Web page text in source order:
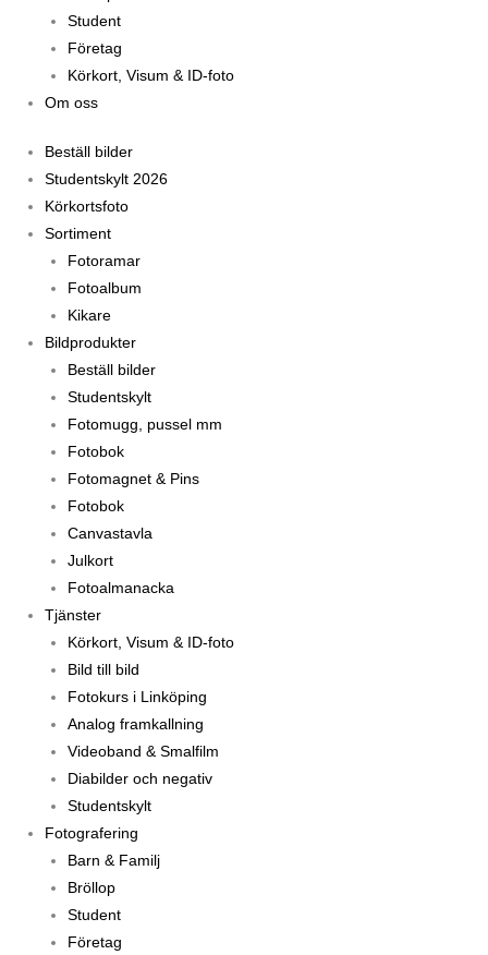
Student
Företag
Körkort, Visum & ID-foto
Om oss
Beställ bilder
Studentskylt 2026
Körkortsfoto
Sortiment
Fotoramar
Fotoalbum
Kikare
Bildprodukter
Beställ bilder
Studentskylt
Fotomugg, pussel mm
Fotobok
Fotomagnet & Pins
Fotobok
Canvastavla
Julkort
Fotoalmanacka
Tjänster
Körkort, Visum & ID-foto
Bild till bild
Fotokurs i Linköping
Analog framkallning
Videoband & Smalfilm
Diabilder och negativ
Studentskylt
Fotografering
Barn & Familj
Bröllop
Student
Företag